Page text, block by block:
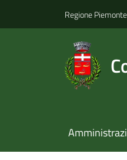
Regione Piemonte